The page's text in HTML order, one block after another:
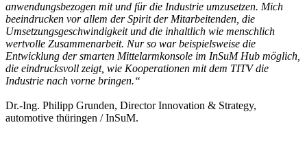
anwendungsbezogen mit und für die Industrie umzusetzen. Mich
beeindrucken vor allem der Spirit der Mitarbeitenden, die
Umsetzungsgeschwindigkeit und die inhaltlich wie menschlich
wertvolle Zusammenarbeit. Nur so war beispielsweise die
Entwicklung der smarten Mittelarmkonsole im InSuM Hub möglich,
die eindrucksvoll zeigt, wie Kooperationen mit dem TITV die
Industrie nach vorne bringen.“
Dr.-Ing. Philipp Grunden, Director Innovation & Strategy,
automotive thüringen / InSuM.